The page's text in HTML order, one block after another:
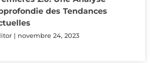
des Tendances
novembre 24, 2023